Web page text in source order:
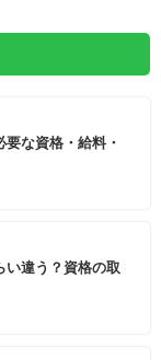
な資格・給料・
い違う？資格の取